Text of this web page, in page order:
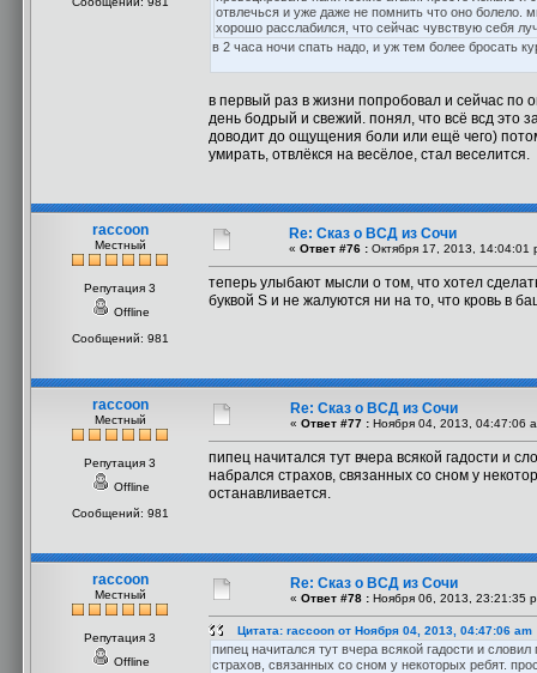
отвлечься и уже даже не помнить что оно болело.
хорошо расслабился, что сейчас чувствую себя
в 2 часа ночи спать надо, и уж тем более бросать
в первый раз в жизни попробовал и сейчас по
день бодрый и свежий. понял, что всё всд это
доводит до ощущения боли или ещё чего)
умирать, отвлёкся на весёлое, стал веселится.
raccoon
Местный
Репутация 3
Offline
Сообщений: 981
Re: Сказ о ВСД из Сочи
« Ответ #76 : Октября 17, 2013, 14:04:01
теперь улыбают мысли о том, что хотел
буквой S и не жалуются ни на то, что кровь в
raccoon
Местный
Репутация 3
Offline
Сообщений: 981
Re: Сказ о ВСД из Сочи
« Ответ #77 : Ноября 04, 2013, 04:47:06
пипец начитался тут вчера всякой гадости и
набрался страхов, связанных со сном у
останавливается.
raccoon
Местный
Репутация 3
Offline
Re: Сказ о ВСД из Сочи
« Ответ #78 : Ноября 06, 2013, 23:21:35
Цитата: raccoon от Ноября 04, 2013, 04:47:06 am
пипец начитался тут вчера всякой гадости и
страхов, связанных со сном у некоторых ребят.